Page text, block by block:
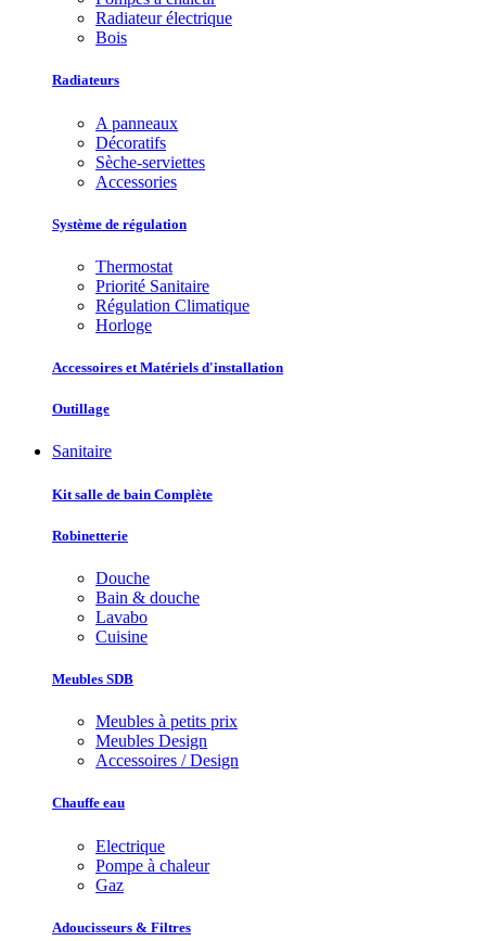
Radiateur électrique
Bois
Radiateurs
A panneaux
Décoratifs
Sèche-serviettes
Accessories
Système de régulation
Thermostat
Priorité Sanitaire
Régulation Climatique
Horloge
Accessoires et Matériels d'installation
Outillage
Sanitaire
Kit salle de bain Complète
Robinetterie
Douche
Bain & douche
Lavabo
Cuisine
Meubles SDB
Meubles à petits prix
Meubles Design
Accessoires / Design
Chauffe eau
Electrique
Pompe à chaleur
Gaz
Adoucisseurs & Filtres